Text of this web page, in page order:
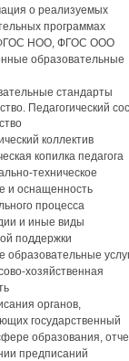
о реализуемых
программах
НОО, ФГОС ООО
образовательные
стандарты
Педагогический
коллектив
копилка педагога
техническое
и оснащенность
процесса
и иные виды
поддержки
образовательные
хозяйственная
органов,
государственный
образования,
предписаний